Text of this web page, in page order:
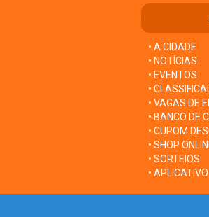
• A CIDADE
• NOTÍCIAS
• EVENTOS
•
• VAGAS DE
• BANCO DE
• CUPOM
• SHOP
• SORTEIOS
• APLICATIVO